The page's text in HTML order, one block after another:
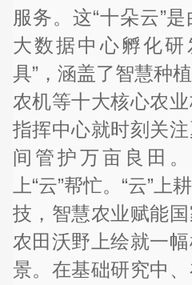
服务。这“十朵云”
大数据中心孵化研
具”，涵盖了智慧种
农机等十大核心农
指挥中心就时刻关
间管护万亩良田
上“云”帮忙。“云”
技，智慧农业赋能
农田沃野上绘就一
景。在基础研究中